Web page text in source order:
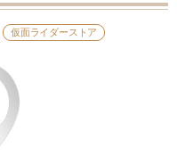
仮面ライダーストア